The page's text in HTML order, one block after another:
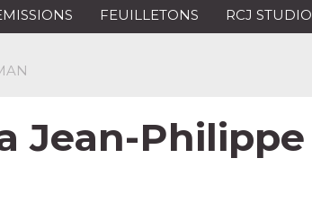
FEUILLETONS RCJ STUDIO
Jean-Philippe